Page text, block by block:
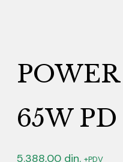
65W
5.388,00 din. +PDV